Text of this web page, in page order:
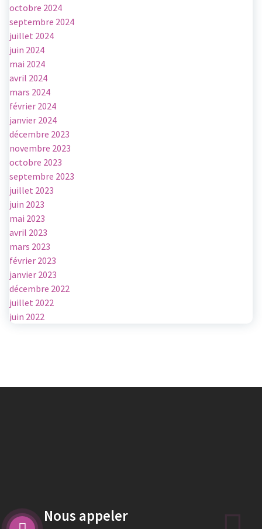
octobre 2024
septembre 2024
juillet 2024
juin 2024
mai 2024
avril 2024
mars 2024
février 2024
janvier 2024
décembre 2023
novembre 2023
octobre 2023
septembre 2023
juillet 2023
juin 2023
mai 2023
avril 2023
mars 2023
février 2023
janvier 2023
décembre 2022
juillet 2022
juin 2022
Nous appeler